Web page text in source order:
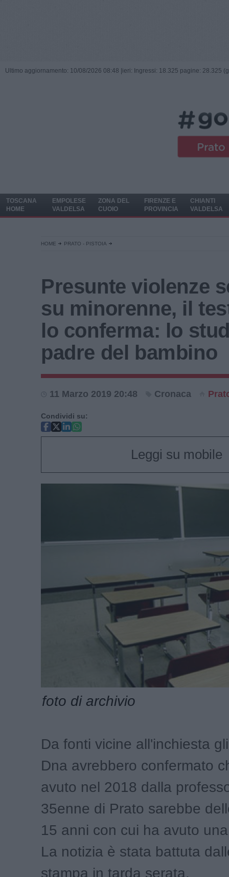
Ultimo aggiornamento: 10/08/2026 08:48 | ieri: Ingressi: 18.325 pagine: 28.325
TOSCANA
HOME
EMPOLESE
VALDELSA
ZONA DEL
CUOIO
FIRENZE E
PROVINCIA
CHIANTI
VALDELSA
HOME PRATO - PISTOIA
Presunte violenze
su minorenne, il
lo conferma: lo
padre del bambino
11 Marzo 2019 20:48 Cronaca
Condividi su:
Leggi su mobile
foto di archivio
Da fonti vicine all'inchiesta
Dna avrebbero confermato
avuto nel 2018 dalla
35enne di Prato sarebbe
15 anni con cui ha avuto
La notizia è stata battuta
stampa in tarda serata.